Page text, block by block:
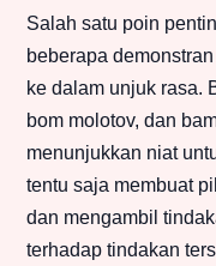
Salah satu poin
beberapa
ke dalam unjuk rasa.
bom molotov, dan
menunjukkan niat
tentu saja membuat
dan mengambil
terhadap tindakan